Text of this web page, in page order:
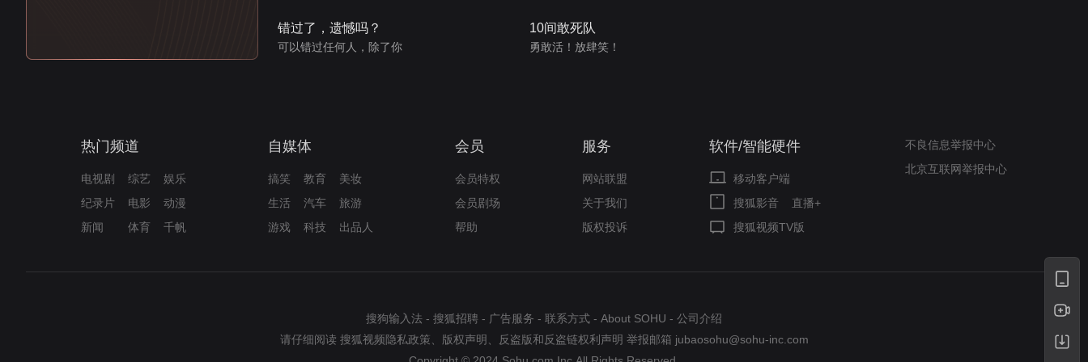
错过了，遗憾吗？
可以错过任何人，除了你
10间敢死队
勇敢活！放肆笑！
热门频道
电视剧 综艺
娱乐
纪录片
电影
动漫
新闻
体育 千帆
自媒体
搞笑 教育
美妆
生活
汽车
旅游
游戏
科技 出品人
会员
会员特权
会员剧场
帮助
服务
网站联盟
关于我们
版权投诉
软件/智能硬件
移动客户端
搜狐影音
直播+
搜狐视频TV版
不良信息举报中心
北京互联网举报中心
搜狗输入法 - 搜狐招聘 - 广告服务 - 联系方式 - About SOHU - 公司介绍
请仔细阅读 搜狐视频隐私政策 版权声明 反盗版和反盗链权利声明 举报邮箱 jubaosohu@sohu-inc.com